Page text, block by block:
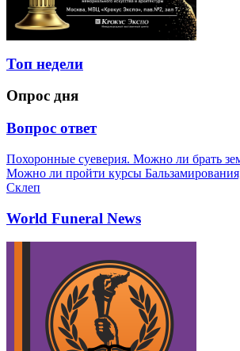
Топ недели
Опрос дня
Вопрос ответ
Похоронные суеверия. Можно ли брать
Можно ли пройти курсы
Склеп
World Funeral News